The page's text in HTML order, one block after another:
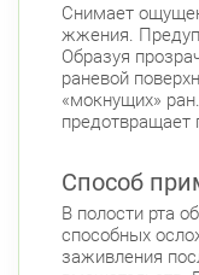
Снимает
жжения.
Образуя
раневой
«мокнущих»
Способ
В полости рта
способных
заживления